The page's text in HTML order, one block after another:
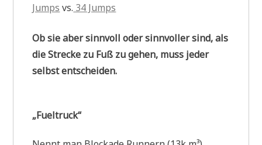
Jumps vs. 34 Jumps
Ob sie aber sinnvoll oder sinnvoller sind, als
die Strecke zu Fuß zu gehen, muss jeder
selbst entscheiden.
„Fueltruck“